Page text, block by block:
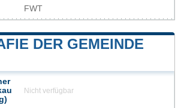
FWT
DER GEMEINDE
Nicht verfügbar